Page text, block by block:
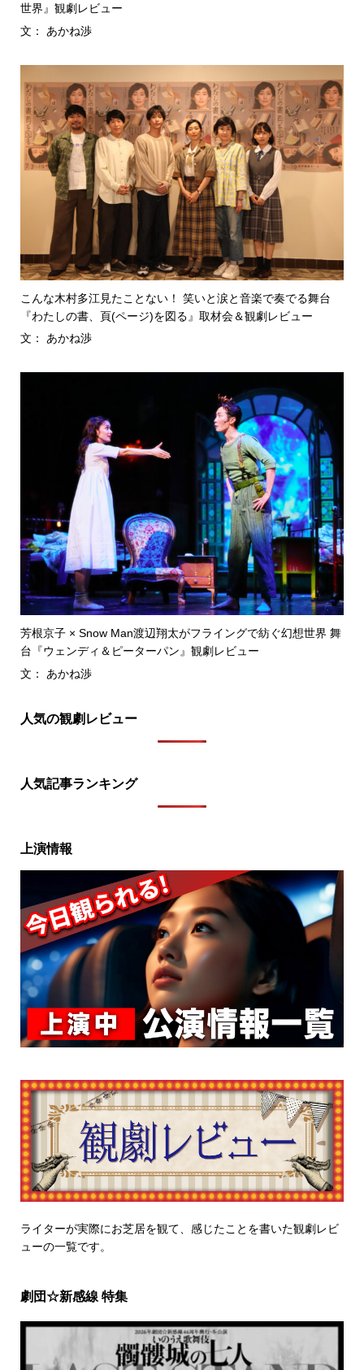
世界』観劇レビュー
文： あかね渉
こんな木村多江見たことない！ 笑いと涙と音楽で奏でる舞台
『わたしの書、頁(ページ)を図る』取材会＆観劇レビュー
文： あかね渉
芳根京子 × Snow Man渡辺翔太がフライングで紡ぐ幻想世界 舞
台『ウェンディ＆ピーターパン』観劇レビュー
文： あかね渉
人気の観劇レビュー
人気記事ランキング
上演情報
ライターが実際にお芝居を観て、感じたことを書いた観劇レビ
ューの一覧です。
劇団☆新感線 特集